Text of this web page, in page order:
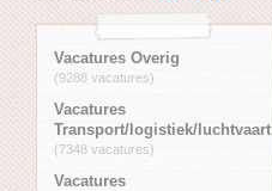
Vacatures Overig
(9288 vacatures)
Vacatures
Transport/logistiek/luchtvaart
(7348 vacatures)
Vacatures